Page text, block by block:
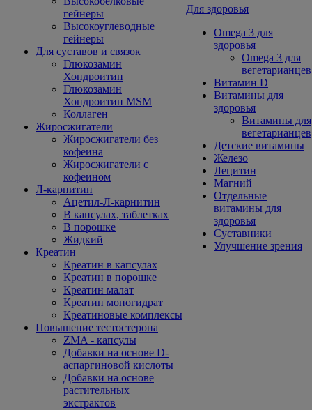
гейнеры
Высокоуглеводные
гейнеры
Для суставов и связок
Глюкозамин
Хондроитин
Глюкозамин
Хондроитин MSM
Коллаген
Жиросжигатели
Жиросжигатели без
кофеина
Жиросжигатели с
кофеином
Л-карнитин
Ацетил-Л-карнитин
В капсулах, таблетках
В порошке
Жидкий
Креатин
Креатин в капсулах
Креатин в порошке
Креатин малат
Креатин моногидрат
Креатиновые комплексы
Повышение тестостерона
ZMA - капсулы
Добавки на основе D-
аспаргиновой кислоты
Добавки на основе
растительных
экстрактов
Для здоровья
Omega 3 для
здоровья
Omega 3 для
вегетарианцев
Витамин D
Витамины для
здоровья
Витамины для
вегетарианцев
Детские витамины
Железо
Лецитин
Магний
Отдельные
витамины для
здоровья
Суставники
Улучшение зрения